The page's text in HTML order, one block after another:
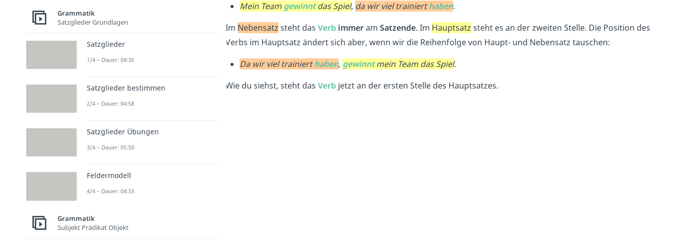
Mein Teamgewinntdas Spiel, da wir viel trainierthaben.
Im Nebensatz steht das Verb immeram Satzende. Im Hauptsatz steht es an der zweiten Stelle. Die Position des
Verbs im Hauptsatz ändert sich aber, wenn wir die Reihenfolge von Haupt- und Nebensatz tauschen:
Da wir viel trainierthaben, gewinnt mein Team das Spiel.
Wie du siehst, steht das Verb jetzt an der ersten Stelle des Hauptsatzes.
Grammatik
Satzglieder Grundlagen
Satzglieder
1/4 – Dauer: 04:36
Satzglieder bestimmen
2/4 – Dauer: 04:58
Satzglieder Übungen
3/4 – Dauer: 05:50
Feldermodell
4/4 – Dauer: 04:33
Grammatik
Subjekt Prädikat Objekt